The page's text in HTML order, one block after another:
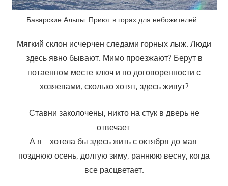
Баварские Альпы. Приют в горах для небожителей…
Мягкий склон исчерчен следами горных лыж. Люди
здесь явно бывают. Мимо проезжают? Берут в
потаенном месте ключ и по договоренности с
хозяевами, сколько хотят, здесь живут?
Ставни заколочены, никто на стук в дверь не
отвечает.
А я… хотела бы здесь жить с октября до мая:
позднюю осень, долгую зиму, раннюю весну, когда
все расцветает.